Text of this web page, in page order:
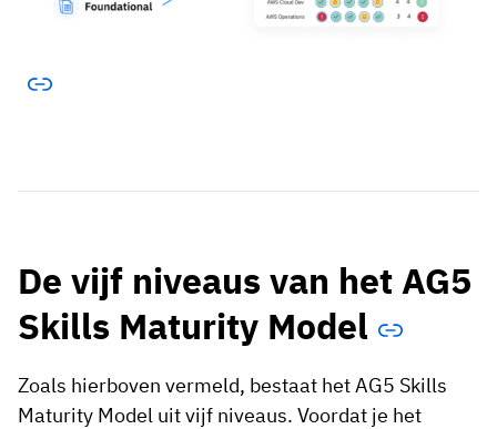
De vijf niveaus van het AG5
Skills Maturity Model
Zoals hierboven vermeld, bestaat het AG5 Skills
Maturity Model uit vijf niveaus. Voordat je het